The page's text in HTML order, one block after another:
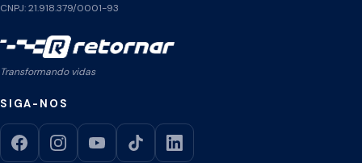
CNPJ: 21.918.379/0001-93
Transformando vidas
SIGA-NOS